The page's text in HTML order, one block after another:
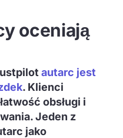
oceniają
autarc jest
. Klienci
obsługi i
Jeden z
jako